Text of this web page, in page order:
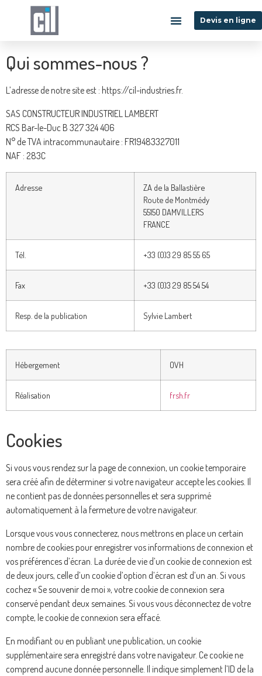
Devis en ligne
Qui sommes-nous ?
L’adresse de notre site est : https://cil-industries.fr.
SAS CONSTRUCTEUR INDUSTRIEL LAMBERT
RCS Bar-le-Duc B 327 324 406
N° de TVA intracommunautaire : FR19483327011
NAF : 283C
Adresse
ZA de la Ballastière
Route de Montmédy
55150 DAMVILLERS
FRANCE
Tél. +33 (0)3 29 85 55 65
Fax +33 (0)3 29 85 54 54
Resp. de la publication Sylvie Lambert
Hébergement OVH
Réalisation frsh.fr
Cookies
Si vous vous rendez sur la page de connexion, un cookie temporaire
sera créé afin de déterminer si votre navigateur accepte les cookies. Il
ne contient pas de données personnelles et sera supprimé
automatiquement à la fermeture de votre navigateur.
Lorsque vous vous connecterez, nous mettrons en place un certain
nombre de cookies pour enregistrer vos informations de connexion et
vos préférences d’écran. La durée de vie d’un cookie de connexion est
de deux jours, celle d’un cookie d’option d’écran est d’un an. Si vous
cochez « Se souvenir de moi », votre cookie de connexion sera
conservé pendant deux semaines. Si vous vous déconnectez de votre
compte, le cookie de connexion sera effacé.
En modifiant ou en publiant une publication, un cookie
supplémentaire sera enregistré dans votre navigateur. Ce cookie ne
comprend aucune donnée personnelle. Il indique simplement l’ID de la